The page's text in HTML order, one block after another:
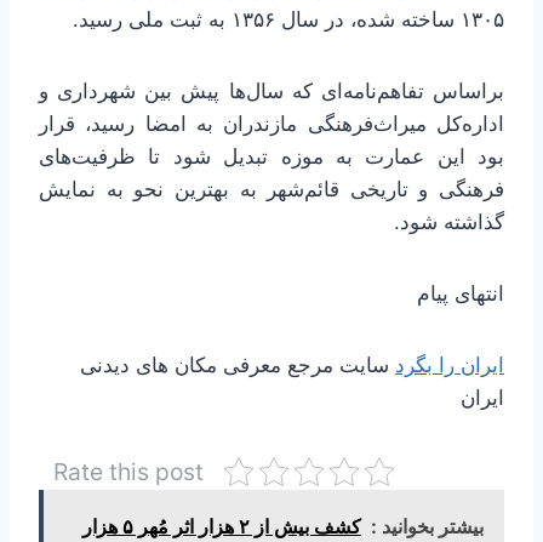
۱۳۰۵ ساخته شده، در سال ۱۳۵۶ به ثبت ملی رسید.
براساس تفاهم‌نامه‌ای که سال‌ها پیش بین شهرداری و
اداره‌کل میراث‌فرهنگی مازندران به امضا رسید، قرار
بود این عمارت به موزه تبدیل شود تا ظرفیت‌های
فرهنگی و تاریخی قائم‌شهر به بهترین نحو به نمایش
گذاشته شود.
انتهای پیام
ایران را بگرد سایت مرجع معرفی مکان های دیدنی
ایران
Rate this post
بیشتر بخوانید :
کشف بیش از ۲ هزار اثر مُهر ۵ هزار